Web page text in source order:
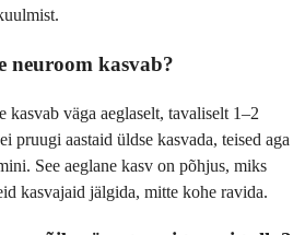
neuroom kasvab?
väga aeglaselt, tavaliselt 1–2
pruugi aastaid üldse kasvada, teised aga
See aeglane kasv on põhjus, miks
kasvajaid jälgida, mitte kohe ravida.